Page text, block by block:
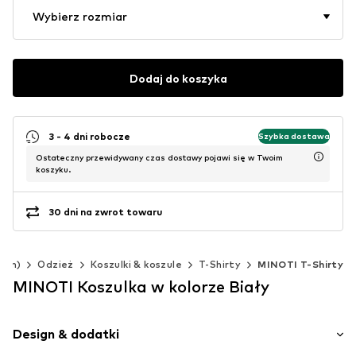
Wybierz rozmiar
Dodaj do koszyka
3 - 4 dni robocze Szybka dostawa
Ostateczny przewidywany czas dostawy pojawi się w Twoim
koszyku.
30 dni na zwrot towaru
Odzież Koszulki & koszule T-Shirty MINOTI T-Shirty
MINOTI Koszulka w kolorze Biały
Design & dodatki